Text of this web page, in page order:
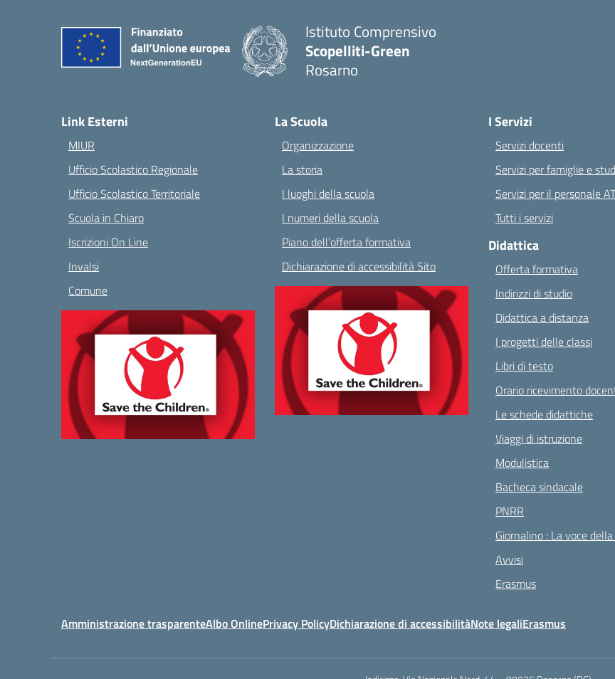
Istituto Comprensivo
Scopelliti-Green
Rosarno
Link Esterni
MIUR
Ufficio Scolastico Regionale
Ufficio Scolastico Territoriale
Scuola in Chiaro
Iscrizioni On Line
Invalsi
Comune
La Scuola
Organizzazione
La storia
I luoghi della scuola
I numeri della scuola
Piano dell’offerta formativa
Dichiarazione di accessibilità Sito
I Servizi
Servizi docenti
Servizi per famiglie e
Servizi per il personale
Tutti i servizi
Didattica
Offerta formativa
Indirizzi di studio
Didattica a distanza
I progetti delle classi
Libri di testo
Orario ricevimento
Le schede didattiche
Viaggi di istruzione
Modulistica
Bacheca sindacale
PNRR
Giornalino : La voce
Avvisi
Erasmus
Amministrazione trasparenteAlbo OnlinePrivacy PolicyDichiarazione di accessibilitàNote legaliErasmus